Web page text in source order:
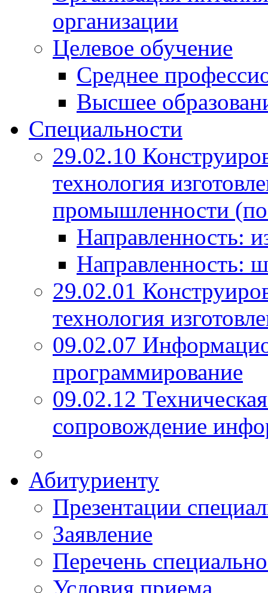
организации
Целевое обучение
Среднее
Высшее
Специальности
29.02.10
технология
промышленности
Направленность:
Направленность:
29.02.01
технология
09.02.07
программирование
09.02.12
сопровождение
Абитуриенту
Презентации
Заявление
Перечень